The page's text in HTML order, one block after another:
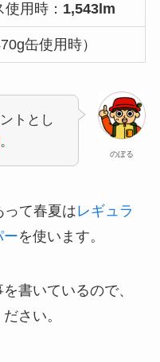
用時： 1,543lm
缶使用時）
のぼる
トとし
。
って春夏はレギュラ
ーを使います。
書いているので、
さい。